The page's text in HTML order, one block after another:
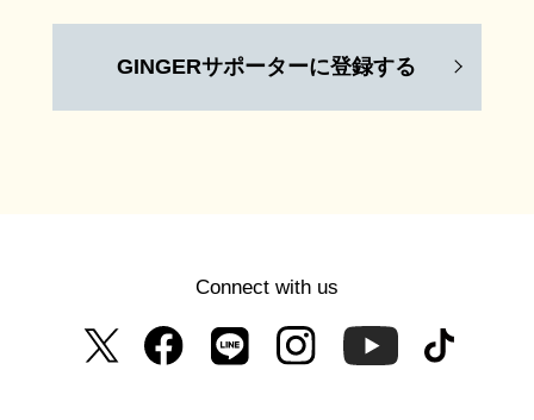
GINGERサポーターに登録する
Connect with us